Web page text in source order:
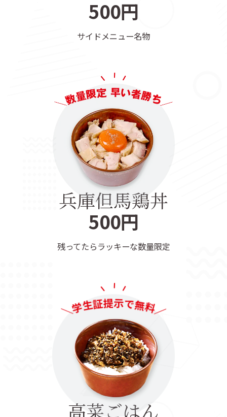
500円
サイドメニュー名物
兵庫但馬鶏丼
500円
残ってたらラッキーな数量限定
高菜ごはん